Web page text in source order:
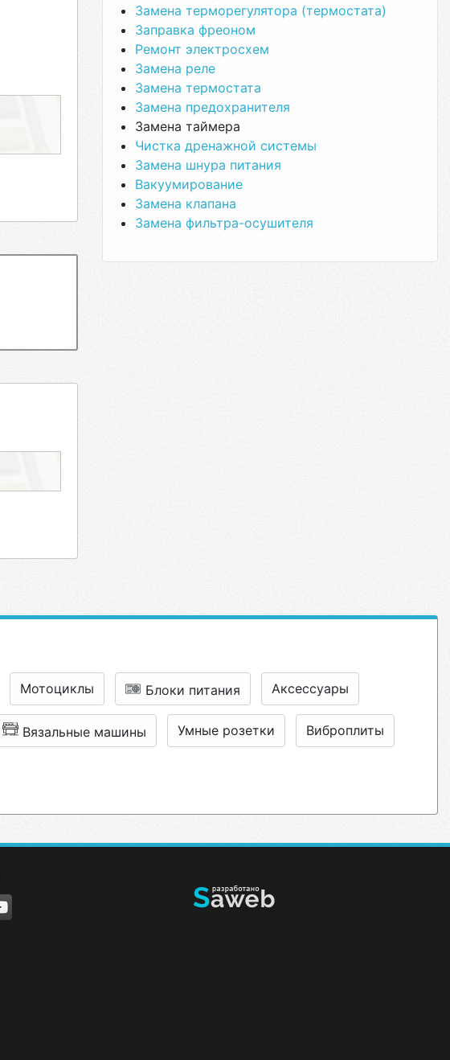
Замена терморегулятора (термостата)
Заправка фреоном
Ремонт электросхем
Замена реле
Замена термостата
Замена предохранителя
Замена таймера
Чистка дренажной системы
Замена шнура питания
Вакуумирование
Замена клапана
Замена фильтра-осушителя
Мотоциклы Блоки питания Аксессуары
Вязальные машины Умные розетки Виброплиты